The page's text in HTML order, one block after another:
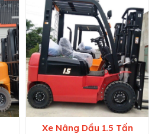
Xe Nâng Dầu 1.5 Tấn